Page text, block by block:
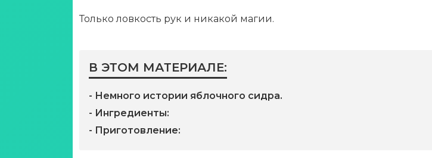
Только ловкость рук и никакой магии.
В ЭТОМ МАТЕРИАЛЕ:
- Немного истории яблочного сидра.
- Ингредиенты:
- Приготовление: